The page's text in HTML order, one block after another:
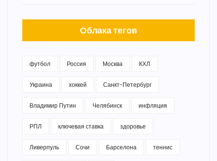
Облака тегов
футбол Россия Москва КХЛ
Украина хоккей Санкт-Петербург
Владимир Путин Челябинск инфляция
РПЛ ключевая ставка здоровье
Ливерпуль Сочи Барселона теннис